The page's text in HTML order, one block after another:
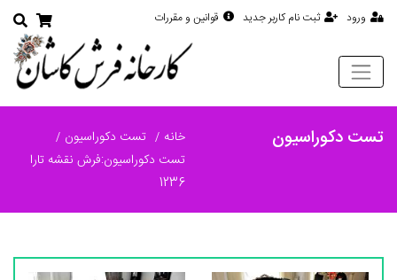
ورود ثبت نام کاربر جدید قوانین و مقررات
تست دکوراسیون خانه
تست دکوراسیون
تست دکوراسیون:فرش نقشه تارا
1236